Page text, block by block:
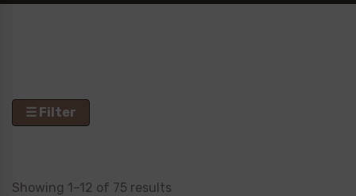
☰ Filter
Showing 1–12 of 75 results